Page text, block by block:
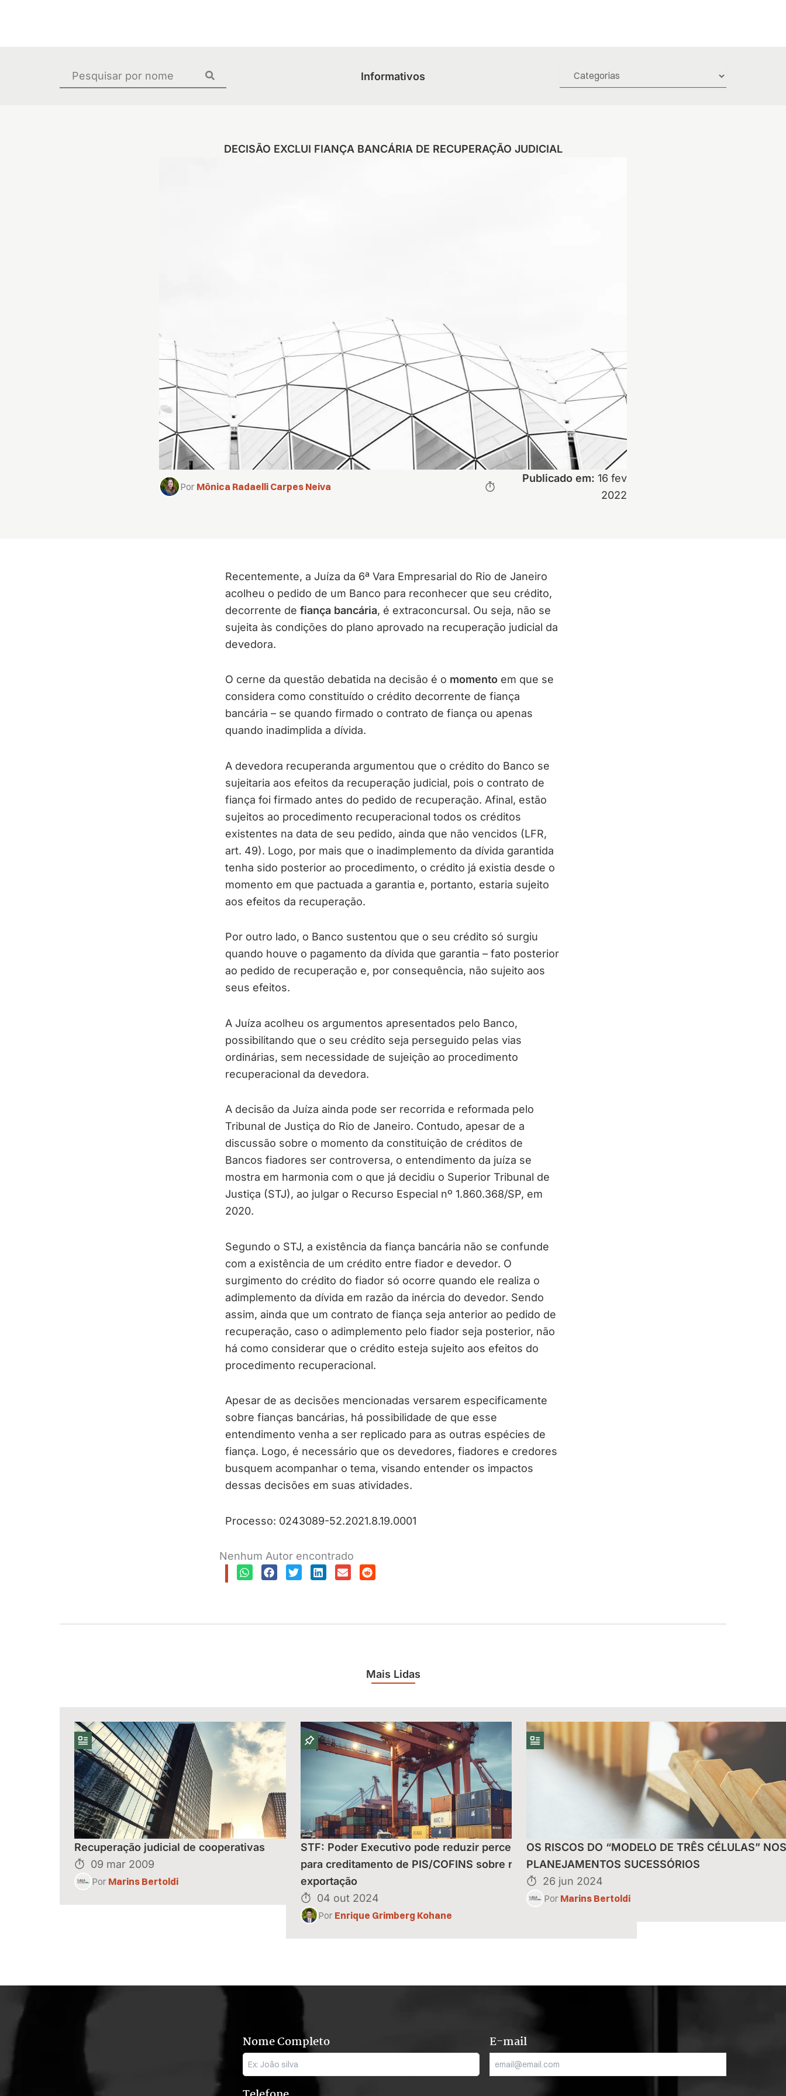
Informativos
DECISÃO EXCLUI FIANÇA BANCÁRIA DE RECUPERAÇÃO JUDICIAL
Por Mônica Radaelli Carpes Neiva
Publicado em: 16 fev
2022
Recentemente, a Juíza da 6ª Vara Empresarial do Rio de Janeiro
acolheu o pedido de um Banco para reconhecer que seu crédito,
decorrente de fiança bancária, é extraconcursal. Ou seja, não se
sujeita às condições do plano aprovado na recuperação judicial da
devedora.
O cerne da questão debatida na decisão é o momentoem que se
considera como constituído o crédito decorrente de fiança
bancária – se quando firmado o contrato de fiança ou apenas
quando inadimplida a dívida.
A devedora recuperanda argumentou que o crédito do Banco se
sujeitaria aos efeitos da recuperação judicial, pois o contrato de
fiança foi firmado antes do pedido de recuperação. Afinal, estão
sujeitos ao procedimento recuperacional todos os créditos
existentes na data de seu pedido, ainda que não vencidos (LFR,
art. 49). Logo, por mais que o inadimplemento da dívida garantida
tenha sido posterior ao procedimento, o crédito já existia desde o
momento em que pactuada a garantia e, portanto, estaria sujeito
aos efeitos da recuperação.
Por outro lado, o Banco sustentou que o seu crédito só surgiu
quando houve o pagamento da dívida que garantia – fato posterior
ao pedido de recuperação e, por consequência, não sujeito aos
seus efeitos.
A Juíza acolheu os argumentos apresentados pelo Banco,
possibilitando que o seu crédito seja perseguido pelas vias
ordinárias, sem necessidade de sujeição ao procedimento
recuperacional da devedora.
A decisão da Juíza ainda pode ser recorrida e reformada pelo
Tribunal de Justiça do Rio de Janeiro. Contudo, apesar de a
discussão sobre o momento da constituição de créditos de
Bancos fiadores ser controversa, o entendimento da juíza se
mostra em harmonia com o que já decidiu o Superior Tribunal de
Justiça (STJ), ao julgar o Recurso Especial nº 1.860.368/SP, em
2020.
Segundo o STJ, a existência da fiança bancária não se confunde
com a existência de um crédito entre fiador e devedor. O
surgimento do crédito do fiador só ocorre quando ele realiza o
adimplemento da dívida em razão da inércia do devedor. Sendo
assim, ainda que um contrato de fiança seja anterior ao pedido de
recuperação, caso o adimplemento pelo fiador seja posterior, não
há como considerar que o crédito esteja sujeito aos efeitos do
procedimento recuperacional.
Apesar de as decisões mencionadas versarem especificamente
sobre fianças bancárias, há possibilidade de que esse
entendimento venha a ser replicado para as outras espécies de
fiança. Logo, é necessário que os devedores, fiadores e credores
busquem acompanhar o tema, visando entender os impactos
dessas decisões em suas atividades.
Processo: 0243089-52.2021.8.19.0001
Nenhum Autor encontrado
Mais Lidas
Recuperação judicial de cooperativas
09 mar 2009
Por Marins Bertoldi
STF: Poder Executivo pode reduzir percentuais do Reintegra
para creditamento de PIS/COFINS sobre receitas de
exportação
04 out 2024
Por Enrique Grimberg Kohane
OS RISCOS DO “MODELO DE TRÊS CÉLULAS”
PLANEJAMENTOS SUCESSÓRIOS
26 jun 2024
Por Marins Bertoldi
Nome Completo E-mail